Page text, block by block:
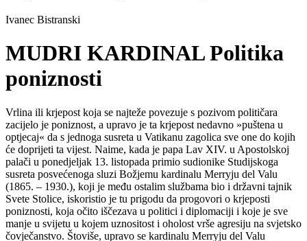
Ivanec Bistranski
MUDRI KARDINAL Politika
poniznosti
Vrlina ili krjepost koja se najteže povezuje s pozivom političara
zacijelo je poniznost, a upravo je ta krjepost nedavno »puštena u
optjecaj« da s jednoga susreta u Vatikanu zagolica sve one do kojih
će doprijeti ta vijest. Naime, kada je papa Lav XIV. u Apostolskoj
palači u ponedjeljak 13. listopada primio sudionike Studijskoga
susreta posvećenoga sluzi Božjemu kardinalu Merryju del Valu
(1865. – 1930.), koji je među ostalim službama bio i državni tajnik
Svete Stolice, iskoristio je tu prigodu da progovori o krjeposti
poniznosti, koja očito iščezava u politici i diplomaciji i koje je sve
manje u svijetu u kojem uznositost i oholost vrše agresiju na svjetsko
čovječanstvo. Štoviše, upravo se kardinalu Merryju del Valu